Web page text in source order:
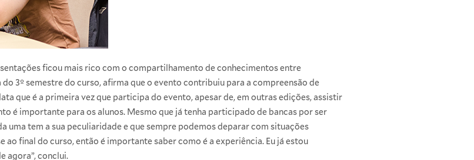
ficou mais rico com o compartilhamento de conhecimentos entre
3º semestre do curso, afirma que o evento contribuiu para a compreensão de
que é a primeira vez que participa do evento, apesar de, em outras edições, assistir
é importante para os alunos. Mesmo que já tenha participado de bancas por ser
uma tem a sua peculiaridade e que sempre podemos deparar com situações
ao final do curso, então é importante saber como é a experiência. Eu já estou
agora”, conclui.